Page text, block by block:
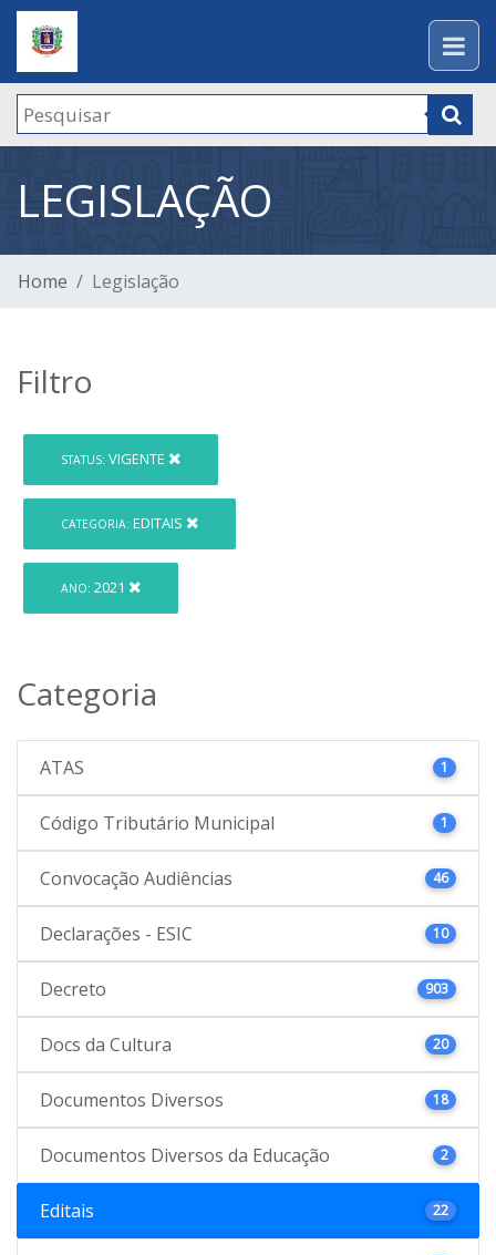
LEGISLAÇÃO
Home Legislação
Filtro
STATUS: VIGENTE
CATEGORIA: EDITAIS
ANO: 2021
Categoria
ATAS 1
Código Tributário Municipal 1
Convocação Audiências 46
Declarações - ESIC 10
Decreto 903
Docs da Cultura 20
Documentos Diversos 18
Documentos Diversos da Educação 2
Editais 22